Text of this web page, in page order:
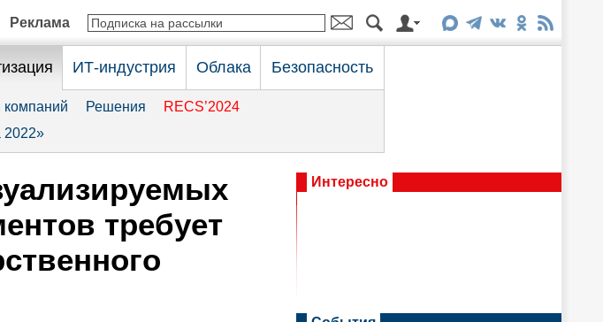
Реклама
ИТ-индустрия Облака Безопасность
компаний Решения
RECS’2024
2022»
требует
Интересно